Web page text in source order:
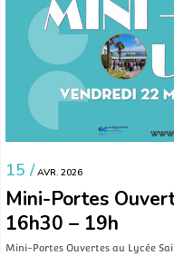
15 / AVR. 2026
Mini-Portes
16h30 – 19h
Mini-Portes Ouvertes au Lycée